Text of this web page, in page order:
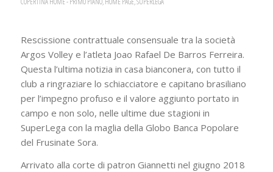
Rescissione contrattuale consensuale tra la società
Argos Volley e l’atleta Joao Rafael De Barros Ferreira.
Questa l’ultima notizia in casa bianconera, con tutto il
club a ringraziare lo schiacciatore e capitano brasiliano
per l’impegno profuso e il valore aggiunto portato in
campo e non solo, nelle ultime due stagioni in
SuperLega con la maglia della Globo Banca Popolare
del Frusinate Sora.
Arrivato alla corte di patron Giannetti nel giugno 2018